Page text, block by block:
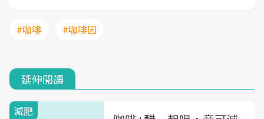
#咖啡 #咖啡因
延伸閱讀
減肥